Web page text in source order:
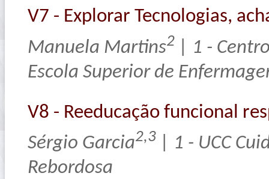
V7 - Explorar Tecnologias,
Manuela Martins2 | 1 -
Escola Superior de
V8 - Reeducação funcional
Sérgio Garcia2,3 | 1 - UCC
Rebordosa